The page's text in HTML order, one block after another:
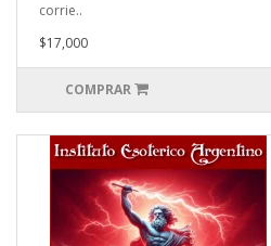
corrie..
$17,000
COMPRAR